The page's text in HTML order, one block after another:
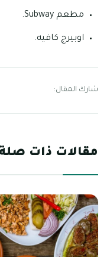
مطعم Subway‬.
اوبيرج كافيه.
شارك المقال:
مقالات ذات صلة